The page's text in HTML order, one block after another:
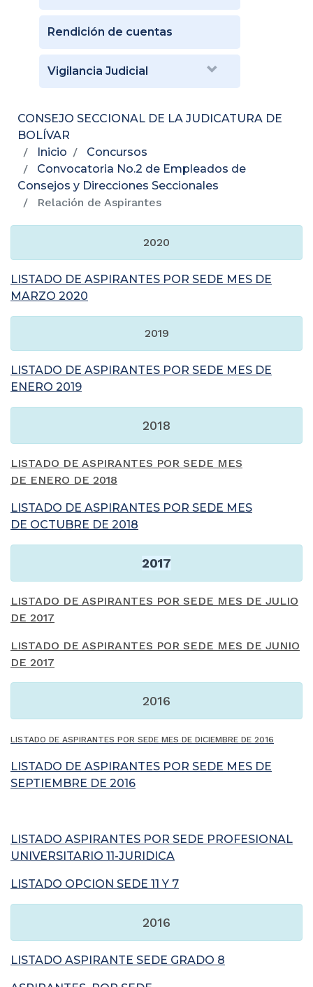
Rendición de cuentas
Vigilancia Judicial
CONSEJO SECCIONAL DE LA JUDICATURA DE
BOLÍVAR
Inicio
Concursos
Convocatoria No.2 de Empleados de
Consejos y Direcciones Seccionales
Relación de Aspirantes
2020
LISTADO DE ASPIRANTES POR SEDE MES DE
MARZO 2020
2019
LISTADO DE ASPIRANTES POR SEDE MES DE
ENERO 2019
2018
LISTADO DE ASPIRANTES POR SEDE MES
DE ENERO DE 2018
LISTADO DE ASPIRANTES POR SEDE MES
DE OCTUBRE DE 2018
2017
LISTADO DE ASPIRANTES POR SEDE MES DE JULIO
DE 2017
LISTADO DE ASPIRANTES POR SEDE MES DE JUNIO
DE 2017
2016
LISTADO DE ASPIRANTES POR SEDE MES DE DICIEMBRE DE 2016
LISTADO DE ASPIRANTES POR SEDE MES DE
SEPTIEMBRE DE 2016
LISTADO ASPIRANTES POR SEDE PROFESIONAL
UNIVERSITARIO 11-JURIDICA
LISTADO OPCION SEDE 11 Y 7
2016
LISTADO ASPIRANTE SEDE GRADO 8